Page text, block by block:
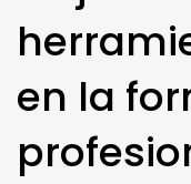
en la